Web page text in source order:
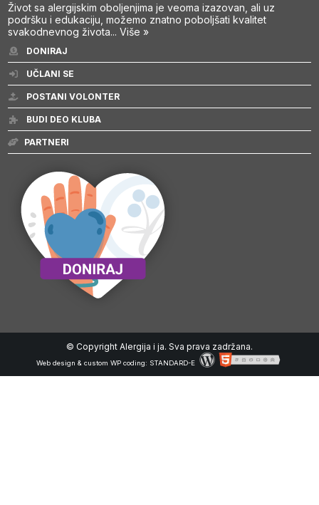
Život sa alergijskim oboljenjima je veoma izazovan, ali uz
podršku i edukaciju, možemo znatno poboljšati kvalitet
svakodnevnog života...Više »
DONIRAJ
UČLANI SE
POSTANI VOLONTER
BUDI DEO KLUBA
PARTNERI
© Copyright Alergija i ja. Sva prava zadržana.
Web design & custom WP coding: STANDARD-E